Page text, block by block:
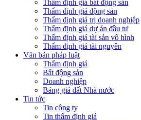
Thẩm định giá bất động sản
Thẩm định giá động sản
Thẩm định giá trị doanh nghiệp
Thẩm định giá dự án đầu tư
Thẩm định giá tài sản vô hình
Thẩm định giá tài nguyên
Văn bản pháp luật
Thẩm định giá
Bất động sản
Doanh nghiệp
Bảng giá đất Nhà nước
Tin tức
Tin công ty
Tin thẩm định giá